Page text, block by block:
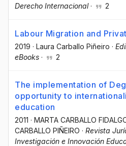
Derecho Internacional· 2
Labour Migration and
2019 · Laura Carballo Piñeiro ·
eBooks · 2
The implementation of
opportunity to
education
2011 · MARTA CARBALLO
CARBALLO PIÑEIRO · Revista
Investigación e Innovación